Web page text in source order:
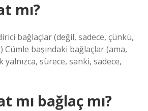
mı?
bağlaçlar (değil, sadece, çünkü,
Cümle başındaki bağlaçlar (ama,
yalnızca, sürece, sanki, sadece,
mı bağlaç mı?